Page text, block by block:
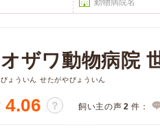
オザワ動物病院
ょういん せたがやびょういん
4.06 ？ 飼い主の声 2 件：